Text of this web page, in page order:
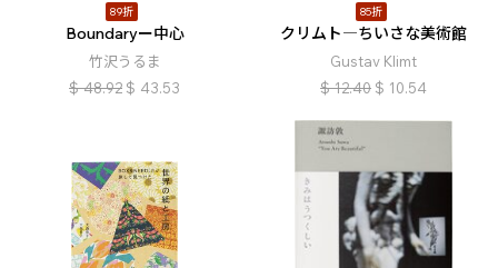
89折
Boundaryー中心
竹沢うるま
$ 48.92 $ 43.53
85折
クリムト―ちいさな美術館
Gustav Klimt
$ 12.40 $ 10.54